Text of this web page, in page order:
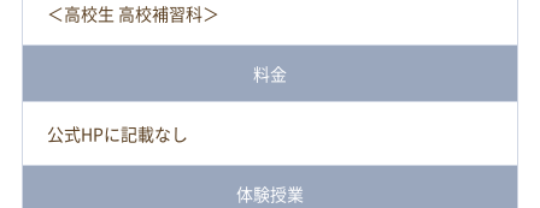
＜高校生 高校補習科＞
料金
公式HPに記載なし
体験授業